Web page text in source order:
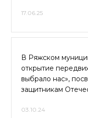
17.06.25
В Ряжском
открытие
выбрало нас»,
защитникам
03.10.24